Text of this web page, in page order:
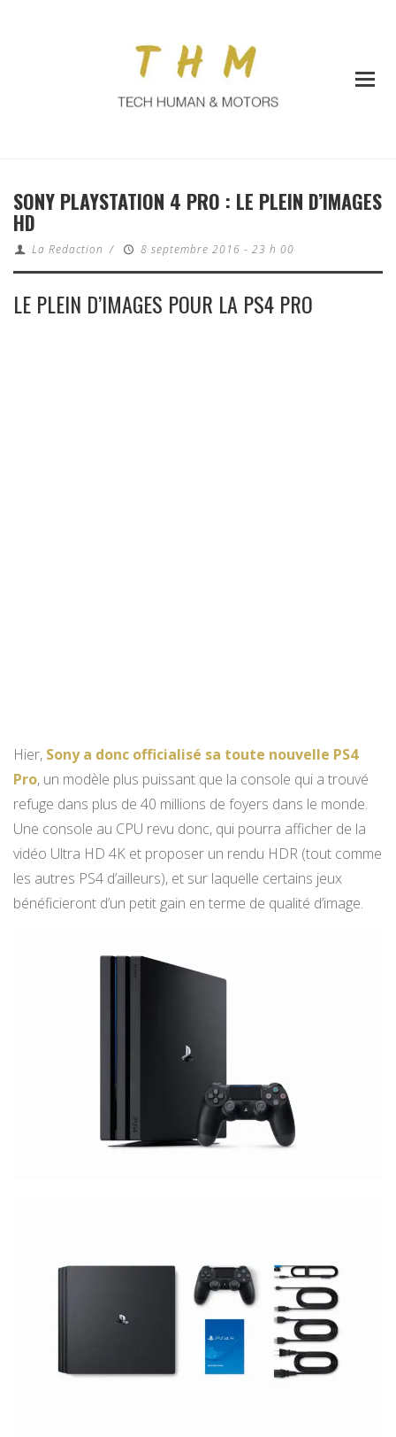
SONY PLAYSTATION 4 PRO : LE PLEIN D’IMAGES
HD
La Redaction / 8 septembre 2016 - 23 h 00
LE PLEIN D’IMAGES POUR LA PS4 PRO
Hier, Sony a donc officialisé sa toute nouvelle PS4
Pro, un modèle plus puissant que la console qui a trouvé
refuge dans plus de 40 millions de foyers dans le monde.
Une console au CPU revu donc, qui pourra afficher de la
vidéo Ultra HD 4K et proposer un rendu HDR (tout comme
les autres PS4 d’ailleurs), et sur laquelle certains jeux
bénéficieront d’un petit gain en terme de qualité d’image.